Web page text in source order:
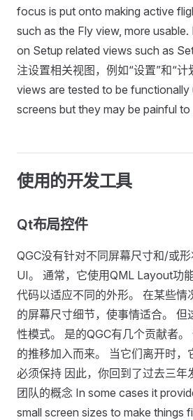
focus is put onto making active
such as the Fly view, more
on Setup related views such as
注设置相关视图，例如“设置”和“
views are tested to be functionally
screens but they may be painful to
使用的开发工具
Qt布局控件
QGC没有针对不同屏幕尺寸和/或
UI。 通常，它使用QML Layout功
代码以适应不同的外形。 在某些情
的屏幕尺寸细节，使事情适合。 但
性模式。 是的QGC有几个贡献者
的推移加入而来。 当它们离开时，
必须保持 因此，你回到了过去三年
团队的概念 In some cases it
small screen sizes to make things